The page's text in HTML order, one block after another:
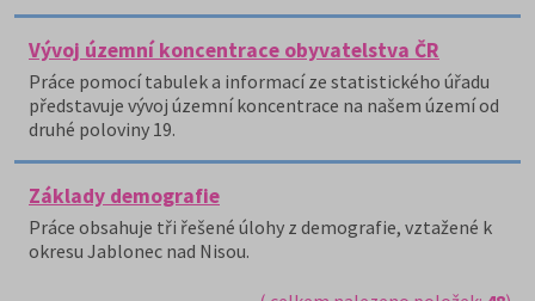
Vývoj územní koncentrace obyvatelstva ČR
Práce pomocí tabulek a informací ze statistického úřadu
představuje vývoj územní koncentrace na našem území od
druhé poloviny 19.
Základy demografie
Práce obsahuje tři řešené úlohy z demografie, vztažené k
okresu Jablonec nad Nisou.